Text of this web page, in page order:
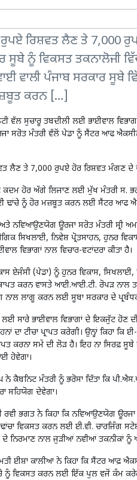
ਰਿਸ਼ਵਤ ਲੈਣ ਤੇ 7,000
ਸੂਬੇ ਨੂੰ ਵਿਕਸਤ ਤਕਨਾਲੋਜੀ
ਵਾਲੀ ਪੰਜਾਬ ਸਰਕਾਰ ਸੂਬੇ
ਕਰਨ […]
ਵੱਲ ਸੁਚਾਰੂ ਤਬਦੀਲੀ ਲਈ ਭਾਈਵਾਲ ਵਿਭਾਗਾਂ
ਸਰੋਤ ਮੰਤਰੀ ਵੱਲੋਂ ਪੇਡਾ ਨੂੰ ਸੈਂਟਰ ਆਫ
ਲੈਣ ਤੇ 7,000 ਰੁਪਏ ਹੋਰ ਰਿਸ਼ਵਤ ਮੰਗਣ ਦੇ
ਹੋਰ ਅੱਗੇ ਲਿਜਾਣ ਲਈ ਮੁੱਖ ਮੰਤਰੀ ਸ.
ਢਾਂਚੇ ਨੂੰ ਹੋਰ ਮਜ਼ਬੂਤ ਕਰਨ ਲਈ ਸੈਂਟਰ ਆਫ
ਨਵਿਆਉਣਯੋਗ ਊਰਜਾ ਸਰੋਤ ਮੰਤਰੀ ਸ੍ਰੀ
ਸਿਖਲਾਈ, ਨਿਵੇਸ਼ ਪ੍ਰੋਤਸਾਹਨ, ਹੁਨਰ
ਵਿਭਾਗਾਂ ਨਾਲ ਵਿਚਾਰ-ਵਟਾਂਦਰਾ ਕੀਤਾ ਹੈ।
ਏਜੰਸੀ (ਪੇਡਾ) ਨੂੰ ਹੁਨਰ ਵਿਕਾਸ,
ਕਰਨ ਵਾਸਤੇ ਆਈ.ਆਈ.ਟੀ. ਰੋਪੜ ਨਾਲ
ਨਾਲ ਲਾਗੂ ਕਰਨ ਲਈ ਸੂਬਾ ਸਰਕਾਰ ਦੇ
ਸਾਰੇ ਭਾਈਵਾਲ ਵਿਭਾਗਾਂ ਦੇ ਇਕਜੁੱਟ ਹੋਣ
ਦਾ ਟੀਚਾ ਪ੍ਰਾਪਤ ਕਰੇਗੀ। ਉਨ੍ਹਾਂ ਕਿਹਾ
ਕਰਨਾ ਸਮੇਂ ਦੀ ਲੋੜ ਹੈ। ਇਹ ਨਾ ਸਿਰਫ਼
ਹੋਵੇਗਾ।
ਨੇ ਕੈਬਨਿਟ ਮੰਤਰੀ ਨੂੰ ਭਰੋਸਾ ਦਿੱਤਾ ਕਿ
ਸਹਿਯੋਗ ਦੇਵੇਗਾ।
ਰਵੀ ਭਗਤ ਨੇ ਕਿਹਾ ਕਿ ਨਵਿਆਉਣਯੋਗ
ਵਿਕਸਤ ਕਰਨ ਲਈ ਈ.ਵੀ. ਚਾਰਜਿੰਗ
ਦੇ ਨਿਰਮਾਣ ਨਾਲ ਜੁੜੀਆਂ ਨਵੀਆਂ ਤਕਨੀਕਾਂ
ਈਸ਼ਾ ਕਾਲੀਆ ਨੇ ਕਿਹਾ ਕਿ ਸੈਂਟਰ ਆਫ਼
ਨੂੰ ਵਿਕਸਤ ਕਰਨ ਲਈ ਇੱਕ ਪੁਲ ਵਜੋਂ ਕੰਮ